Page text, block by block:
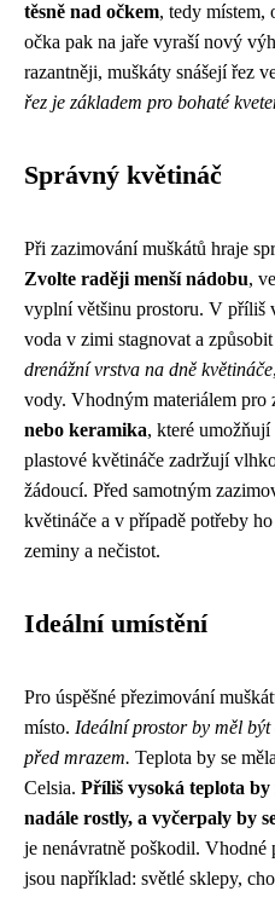
těsně nad očkem, tedy místem,
očka pak na jaře vyraší nový
razantněji, muškáty snášejí řez
řez je základem pro bohaté
Správný květináč
Při zazimování muškátů hraje
Zvolte raději menší nádobu,
vyplní většinu prostoru. V příliš
voda v zimi stagnovat a
drenážní vrstva na dně květináče
vody. Vhodným materiálem pro
nebo keramika, které
plastové květináče zadržují
žádoucí. Před samotným
květináče a v případě potřeby
zeminy a nečistot.
Ideální umístění
Pro úspěšné přezimování
místo. Ideální prostor by měl
před mrazem. Teplota by se
Celsia. Příliš vysoká teplota
nadále rostly, a vyčerpaly by
je nenávratně poškodil.
jsou například: světlé sklepy,